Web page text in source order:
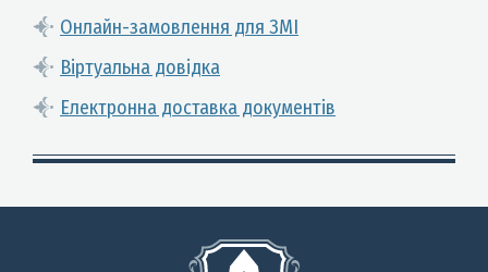
Онлайн-замовлення для ЗМІ
Віртуальна довідка
Електронна доставка документів